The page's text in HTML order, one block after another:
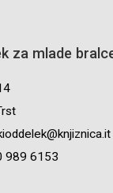
za mlade
989 6153